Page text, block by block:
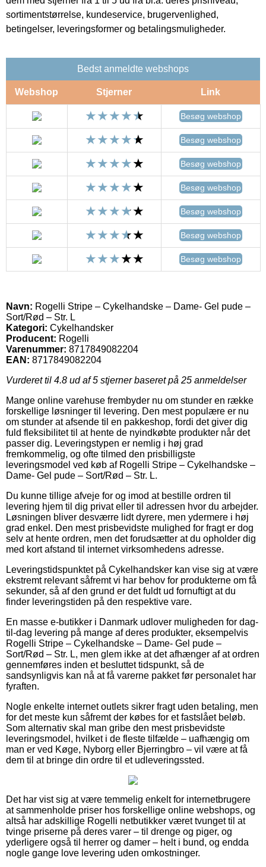
sortimentstørrelse, kundeservice, brugervenlighed,
betingelser, leveringsformer og betalingsmuligheder.
Bedst anmeldte webshops
Webshop Stjerner Link
Besøg webshop
Besøg webshop
Besøg webshop
Besøg webshop
Besøg webshop
Besøg webshop
Besøg webshop
Navn: Rogelli Stripe – Cykelhandske – Dame- Gel pude –
Sort/Rød – Str. L
Kategori: Cykelhandsker
Producent: Rogelli
Varenummer: 8717849082204
EAN: 8717849082204
Vurderet til 4.8 ud af 5 stjerner baseret på 25 anmeldelser
Mange online varehuse frembyder nu om stunder en række
forskellige løsninger til levering. Den mest populære er nu
om stunder at afsende til en pakkeshop, fordi det giver dig
fuld fleksibilitet til at hente de nyindkøbte produkter når det
passer dig. Leveringstypen er nemlig i høj grad
fremkommelig, og ofte tilmed den prisbilligste
leveringsmodel ved køb af Rogelli Stripe – Cykelhandske –
Dame- Gel pude – Sort/Rød – Str. L.
Du kunne tillige afveje for og imod at bestille ordren til
levering hjem til dig privat eller til adressen hvor du arbejder.
Løsningen bliver desværre lidt dyrere, men ydermere i høj
grad enkel. Den mest prisbevidste mulighed for fragt er dog
selv at hente ordren, men det forudsætter at du opholder dig
med kort afstand til internet virksomhedens adresse.
Leveringstidspunktet på Cykelhandsker kan vise sig at være
ekstremt relevant såfremt vi har behov for produkterne om få
sekunder, så af den grund er det fuldt ud fornuftigt at du
finder leveringstiden på den respektive vare.
En masse e-butikker i Danmark udlover muligheden for dag-
til-dag levering på mange af deres produkter, eksempelvis
Rogelli Stripe – Cykelhandske – Dame- Gel pude –
Sort/Rød – Str. L, men glem ikke at det afhænger af at ordren
gennemføres inden et besluttet tidspunkt, så de
sandsynligvis kan nå at få varerne pakket før personalet har
fyraften.
Nogle enkelte internet outlets sikrer fragt uden betaling, men
for det meste kun såfremt der købes for et fastslået beløb.
Som alternativ skal man gribe den mest prisbevidste
leveringsmodel, hvilket i de fleste tilfælde – uafhængig om
man er ved Køge, Nyborg eller Bjerringbro – vil være at få
dem til at bringe din ordre til et udleveringssted.
Det har vist sig at være temmelig enkelt for internetbrugere
at sammenholde priser hos forskellige online webshops, og
altså har adskillige Rogelli netbutikker været tvunget til at
tvinge priserne på deres varer – til drenge og piger, og
yderligere også til herrer og damer – helt i bund, og endda
nogle gange love levering uden omkostninger.